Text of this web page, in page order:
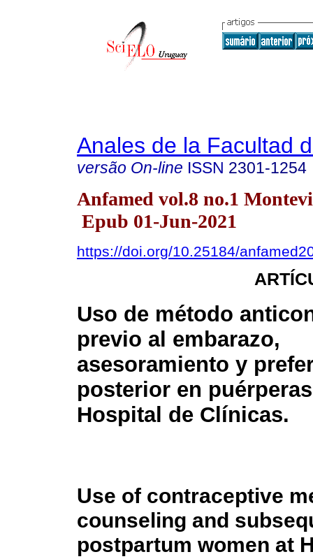
Anales de la Facultad
versão On-line ISSN 2301-1254
Anfamed vol.8 no.1
Epub 01-Jun-2021
https://doi.org/10.25184/
Uso de método
previo al embarazo,
asesoramiento y
posterior en
Hospital de Clínicas.
Use of contraceptive
counseling and
postpartum women at